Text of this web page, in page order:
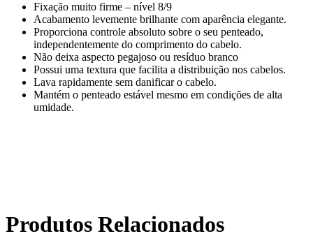
Fixação muito firme – nível 8/9
Acabamento levemente brilhante com aparência elegante.
Proporciona controle absoluto sobre o seu penteado,
independentemente do comprimento do cabelo.
Não deixa aspecto pegajoso ou resíduo branco
Possui uma textura que facilita a distribuição nos cabelos.
Lava rapidamente sem danificar o cabelo.
Mantém o penteado estável mesmo em condições de alta
umidade.
Produtos Relacionados